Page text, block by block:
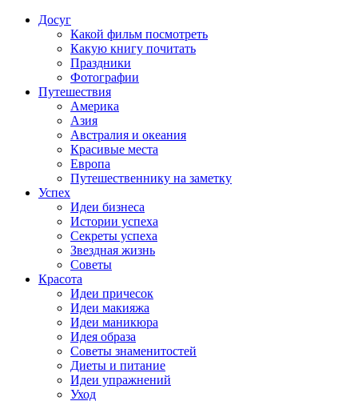
Досуг
Какой фильм посмотреть
Какую книгу почитать
Праздники
Фотографии
Путешествия
Америка
Азия
Австралия и океания
Красивые места
Европа
Путешественнику на заметку
Успех
Идеи бизнеса
Истории успеха
Секреты успеха
Звездная жизнь
Советы
Красота
Идеи причесок
Идеи макияжа
Идеи маникюра
Идея образа
Советы знаменитостей
Диеты и питание
Идеи упражнений
Уход